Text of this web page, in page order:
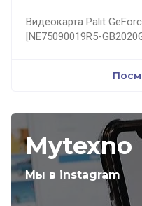
Видеокарта Palit
[NE75090019R5-
Mytexno
Мы в instagram